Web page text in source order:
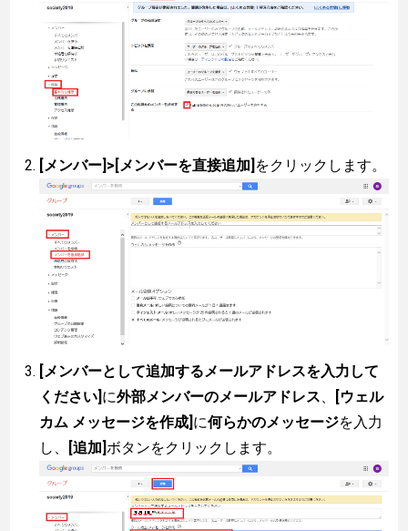
[メンバー]>[メンバーを直接追加] をクリックします。
[メンバーとして追加するメールアドレスを入力して
ください] に外部メンバーのメールアドレス、
[ウェル
カム メッセージを作成] に何らかのメッセージを入力
し、
[追加]ボタンをクリックします。